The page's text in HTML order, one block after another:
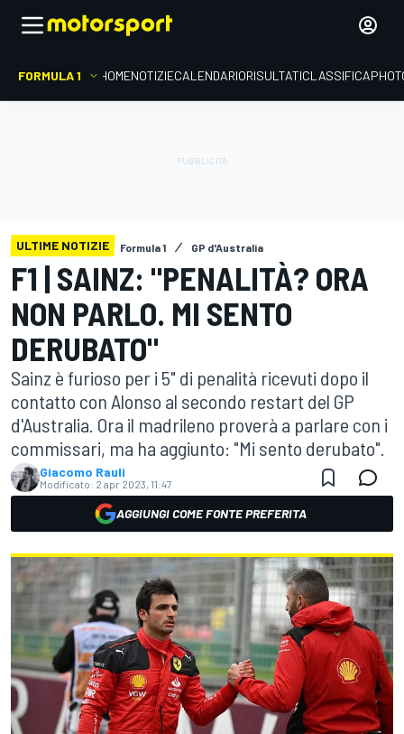
FORMULA 1 HOMENOTIZIECALENDARIORISULTATICLASSIFICA
ULTIME NOTIZIE Formula 1 GP d'Australia
F1 | SAINZ: "PENALITÀ? ORA
NON PARLO. MI SENTO
DERUBATO"
Sainz è furioso per i 5" di penalità ricevuti dopo il
contatto con Alonso al secondo restart del GP
d'Australia. Ora il madrileno proverà a parlare con i
commissari, ma ha aggiunto: "Mi sento derubato".
Giacomo Rauli
Modificato: 2 apr 2023, 11:47
AGGIUNGI COME FONTE PREFERITA